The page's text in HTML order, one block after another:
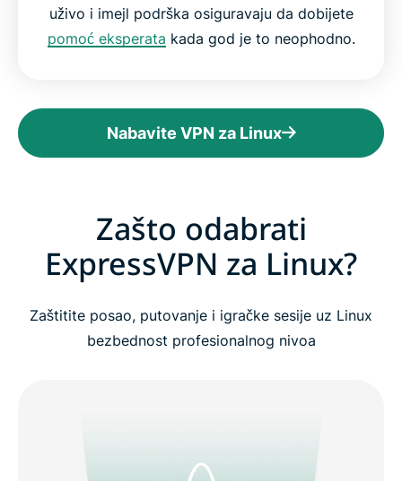
uživo i imejl podrška osiguravaju da dobijete
pomoć eksperata kada god je to neophodno.
Nabavite VPN za Linux
Zašto odabrati
ExpressVPN za Linux?
Zaštitite posao, putovanje i igračke sesije uz Linux
bezbednost profesionalnog nivoa